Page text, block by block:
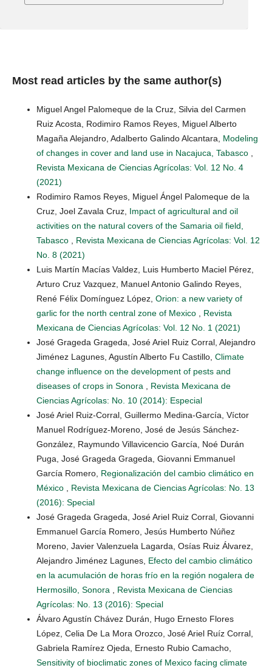
Most read articles by the same author(s)
Miguel Angel Palomeque de la Cruz, Silvia del Carmen
Ruiz Acosta, Rodimiro Ramos Reyes, Miguel Alberto
Magaña Alejandro, Adalberto Galindo Alcantara, Modeling
of changes in cover and land use in Nacajuca, Tabasco
Revista Mexicana de Ciencias Agrícolas: Vol. 12 No. 4
(2021)
Rodimiro Ramos Reyes, Miguel Ángel Palomeque de la
Cruz, Joel Zavala Cruz, Impact of agricultural and oil
activities on the natural covers of the Samaria oil field,
Tabasco
Revista Mexicana de Ciencias Agrícolas: Vol. 12
No. 8 (2021)
Luis Martín Macías Valdez, Luis Humberto Maciel Pérez,
Arturo Cruz Vazquez, Manuel Antonio Galindo Reyes,
René Félix Domínguez López, Orion: a new variety of
garlic for the north central zone of Mexico
Revista
Mexicana de Ciencias Agrícolas: Vol. 12 No. 1 (2021)
José Grageda Grageda, José Ariel Ruiz Corral, Alejandro
Jiménez Lagunes, Agustín Alberto Fu Castillo, Climate
change influence on the development of pests and
diseases of crops in Sonora
Revista Mexicana de
Ciencias Agrícolas: No. 10 (2014): Especial
José Ariel Ruiz-Corral, Guillermo Medina-García, Víctor
Manuel Rodríguez-Moreno, José de Jesús Sánchez-
González, Raymundo Villavicencio García, Noé Durán
Puga, José Grageda Grageda, Giovanni Emmanuel
García Romero, Regionalización del cambio climático en
México
Revista Mexicana de Ciencias Agrícolas: No. 13
(2016): Special
José Grageda Grageda, José Ariel Ruiz Corral, Giovanni
Emmanuel García Romero, Jesús Humberto Núñez
Moreno, Javier Valenzuela Lagarda, Osías Ruiz Álvarez,
Alejandro Jiménez Lagunes, Efecto del cambio climático
en la acumulación de horas frío en la región nogalera de
Hermosillo, Sonora
Revista Mexicana de Ciencias
Agrícolas: No. 13 (2016): Special
Álvaro Agustín Chávez Durán, Hugo Ernesto Flores
López, Celia De La Mora Orozco, José Ariel Ruíz Corral,
Gabriela Ramírez Ojeda, Ernesto Rubio Camacho,
Sensitivity of bioclimatic zones of Mexico facing climate